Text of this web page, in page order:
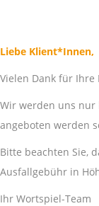
Liebe Klient*Innen,
Vielen Dank für Ihre
Wir werden uns nur
angeboten werden
Bitte beachten Sie,
Ausfallgebühr in
Ihr Wortspiel-Team